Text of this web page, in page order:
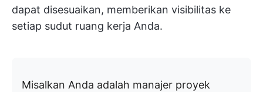
dapat disesuaikan, memberikan visibilitas ke
setiap sudut ruang kerja Anda.
Misalkan Anda adalah manajer proyek